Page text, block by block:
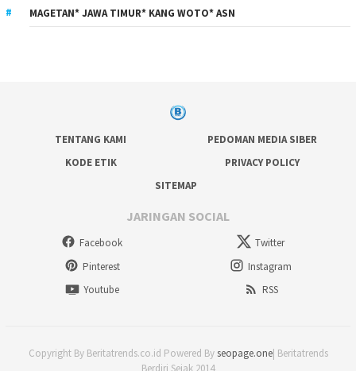
MAGETAN* JAWA TIMUR* KANG WOTO* ASN
TENTANG KAMI
PEDOMAN MEDIA SIBER
KODE ETIK
PRIVACY POLICY
SITEMAP
JARINGAN SOCIAL
Facebook
Twitter
Pinterest
Instagram
Youtube
RSS
Copyright By Beritatrends.co.id Powered Byseopage.one| Beritatrends
Berdiri Sejak 2014